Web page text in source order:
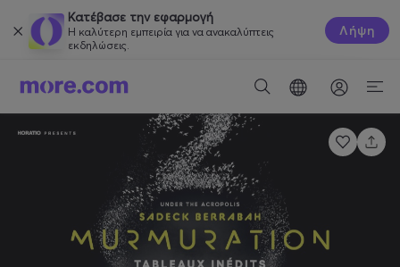
Κατέβασε την εφαρμογή
Η καλύτερη εμπειρία για να ανακαλύπτεις
εκδηλώσεις.
Λήψη